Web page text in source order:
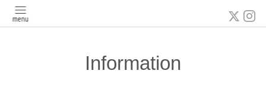
Information